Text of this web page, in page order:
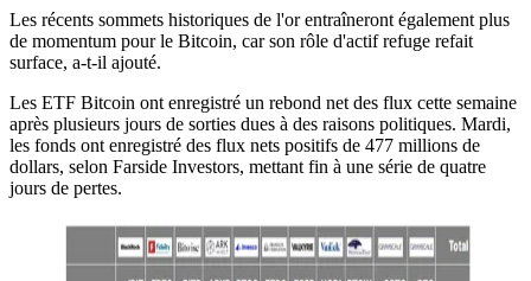
Les récents sommets historiques de l'or entraîneront également plus
de momentum pour le Bitcoin, car son rôle d'actif refuge refait
surface, a-t-il ajouté.
Les ETF Bitcoin ont enregistré un rebond net des flux cette semaine
après plusieurs jours de sorties dues à des raisons politiques. Mardi,
les fonds ont enregistré des flux nets positifs de 477 millions de
dollars, selon Farside Investors, mettant fin à une série de quatre
jours de pertes.